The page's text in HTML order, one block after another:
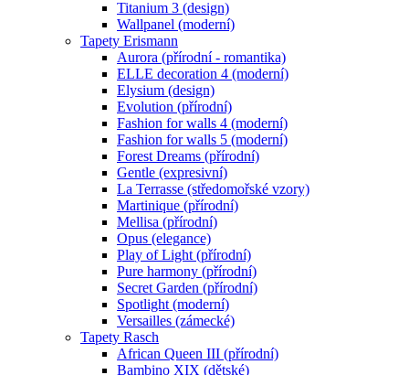
Titanium 3 (design)
Wallpanel (moderní)
Tapety Erismann
Aurora (přírodní - romantika)
ELLE decoration 4 (moderní)
Elysium (design)
Evolution (přírodní)
Fashion for walls 4 (moderní)
Fashion for walls 5 (moderní)
Forest Dreams (přírodní)
Gentle (expresivní)
La Terrasse (středomořské vzory)
Martinique (přírodní)
Mellisa (přírodní)
Opus (elegance)
Play of Light (přírodní)
Pure harmony (přírodní)
Secret Garden (přírodní)
Spotlight (moderní)
Versailles (zámecké)
Tapety Rasch
African Queen III (přírodní)
Bambino XIX (dětské)